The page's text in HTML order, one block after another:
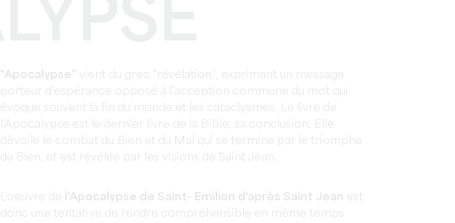
“Apocalypse”
vient du grec “révélation”, exprimant un message
porteur d’espérance opposé à l’acception commune du mot qui
évoque souvent la fin du monde et les cataclysmes. Le livre de
l'Apocalypse est le dernier livre de la Bible, sa conclusion. Elle
dévoile le combat du Bien et du Mal qui se termine par le triomphe
du Bien, et est révélée par les visions de Saint Jean.
L'oeuvre de l'Apocalypse de Saint- Emilion d'après Saint Jean est
donc une tentative de rendre compréhensible en même temps